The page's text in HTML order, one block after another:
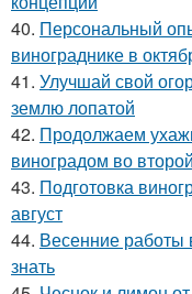
40. Персональный
винограднике в
41. Улучшай свой
землю лопатой
42. Продолжаем
виноградом во
43. Подготовка
август
44. Весенние работы
знать